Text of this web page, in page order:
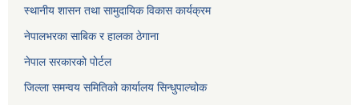
स्थानीय शासन तथा सामुदायिक विकास कार्यक्रम
नेपालभरका साबिक र हालका ठेगाना
नेपाल सरकारको पोर्टल
जिल्ला समन्वय समितिको कार्यालय सिन्धुपाल्चोक